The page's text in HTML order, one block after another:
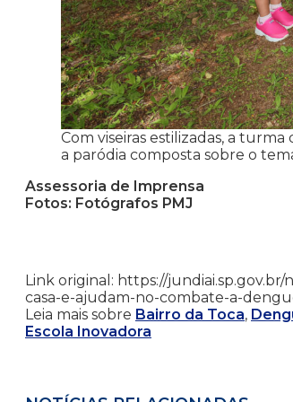
Com viseiras estilizadas, a
a paródia composta sobre o
Assessoria de Imprensa
Fotos: Fotógrafos PMJ
Link original: https://
casa-e-ajudam-no-combate-a-
Leia mais sobre Bairro da Toca,
Escola Inovadora